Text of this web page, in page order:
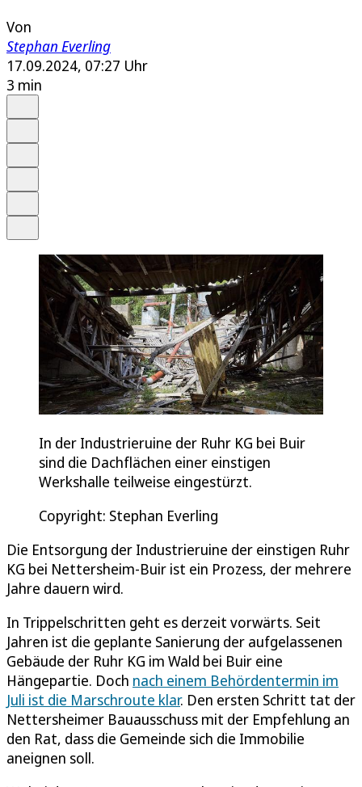
Von
Stephan Everling
17.09.2024, 07:27 Uhr
3 min
In der Industrieruine der Ruhr KG bei Buir
sind die Dachflächen einer einstigen
Werkshalle teilweise eingestürzt.
Copyright: Stephan Everling
Die Entsorgung der Industrieruine der einstigen Ruhr
KG bei Nettersheim-Buir ist ein Prozess, der mehrere
Jahre dauern wird.
In Trippelschritten geht es derzeit vorwärts. Seit
Jahren ist die geplante Sanierung der aufgelassenen
Gebäude der Ruhr KG im Wald bei Buir eine
Hängepartie. Doch nach einem Behördentermin im
Juli ist die Marschroute klar. Den ersten Schritt tat der
Nettersheimer Bauausschuss mit der Empfehlung an
den Rat, dass die Gemeinde sich die Immobilie
aneignen soll.